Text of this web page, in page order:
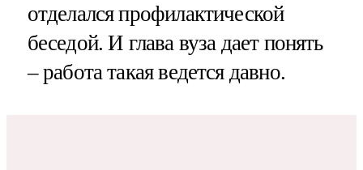
отделался профилактической
беседой. И глава вуза дает понять
– работа такая ведется давно.